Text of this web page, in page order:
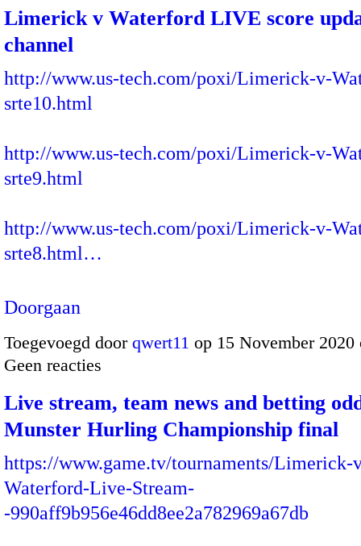
Limerick v Waterford LIVE score
channel
http://www.us-tech.com/poxi/Limerick-v-
srte10.html
http://www.us-tech.com/poxi/Limerick-v-
srte9.html
http://www.us-tech.com/poxi/Limerick-v-
srte8.html…
Doorgaan
Toegevoegd door qwert11 op 15 November
Geen reacties
Live stream, team news and betting
Munster Hurling Championship final
https://www.game.tv/tournaments/Limerick-
Waterford-Live-Stream-
-990aff9b956e46dd8ee2a782969a67db